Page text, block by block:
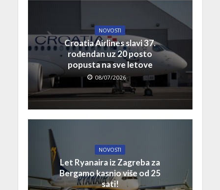
NOVOSTI
Croatia Airlines slavi 37.
rođendan uz 20 posto
popusta na sve letove
08/07/2026
NOVOSTI
Let Ryanaira iz Zagreba za
Bergamo kasnio više od 25
sati!